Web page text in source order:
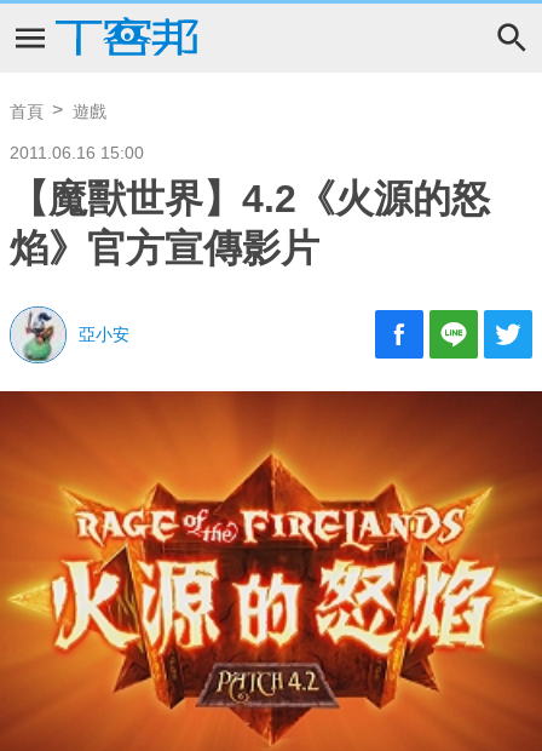
首頁 遊戲
2011.06.16 15:00
【魔獸世界】4.2《火源的怒
焰》官方宣傳影片
亞小安